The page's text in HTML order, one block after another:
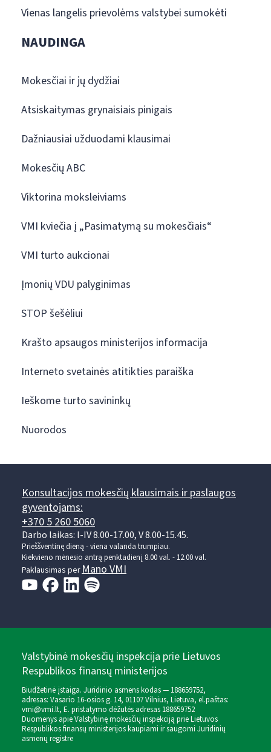
Vienas langelis prievolėms valstybei sumokėti
NAUDINGA
Mokesčiai ir jų dydžiai
Atsiskaitymas grynaisiais pinigais
Dažniausiai užduodami klausimai
Mokesčių ABC
Viktorina moksleiviams
VMI kviečia į „Pasimatymą su mokesčiais“
VMI turto aukcionai
Įmonių VDU palyginimas
STOP šešėliui
Krašto apsaugos ministerijos informacija
Interneto svetainės atitikties paraiška
Ieškome turto savininkų
Nuorodos
Konsultacijos mokesčių klausimais ir paslaugos
gyventojams:
+370 5 260 5060
Darbo laikas: I-IV 8.00-17.00, V 8.00-15.45.
Prieššventinę dieną - viena valanda trumpiau.
Kiekvieno mėnesio antrą penktadienį 8.00 val. - 12.00 val.
Paklausimas perMano VMI
Valstybinė mokesčių inspekcija prie Lietuvos
Respublikos finansų ministerijos
Biudžetinė įstaiga. Juridinio asmens kodas — 188659752,
adresas: Vasario 16-osios g. 14, 01107 Vilnius, Lietuva, el.paštas:
vmi@vmi.lt, E. pristatymo dėžutės adresas 188659752
Duomenys apie Valstybinę mokesčių inspekciją prie Lietuvos
Respublikos finansų ministerijos kaupiami ir saugomi Juridinių
asmenų registre